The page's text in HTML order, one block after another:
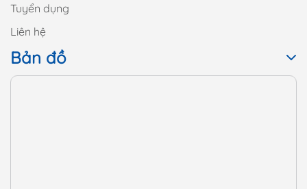
Tuyển dụng
Liên hệ
Bản đồ